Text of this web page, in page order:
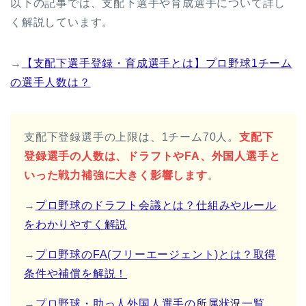
以下の記事では、支配下選手や育成選手について詳し
く解説しています。
→
【支配下選手登録・育成選手とは】プロ野球1チーム
の選手人数は？
支配下登録選手の上限は、1チーム70人。支配下
登録選手の人数は、ドラフトやFA、外国人選手と
いった戦力補強に大きく影響します。
→ プロ野球のドラフト会議とは？仕組みやルール
をわかりやすく解説
→ プロ野球のFA(フリーエージェント)とは？取得
条件や補償を解説！